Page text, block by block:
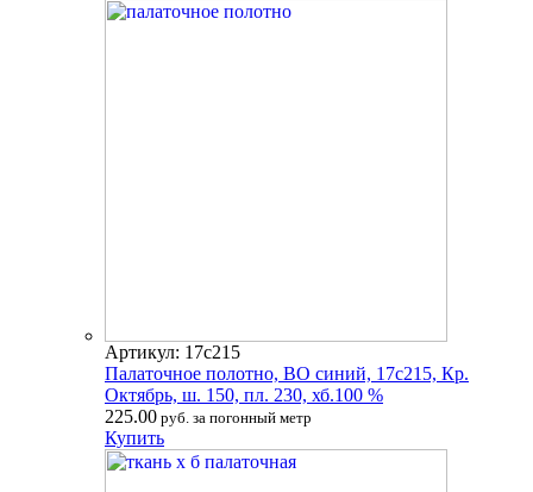
Артикул: 17с215
Палаточное полотно, ВО синий, 17с215, Кр.
Октябрь, ш. 150, пл. 230, хб.100 %
225.00 руб. за погонный метр
Купить